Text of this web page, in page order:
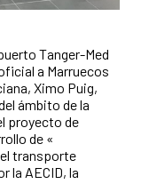
Tanger-Med
a Marruecos
Ximo Puig,
ámbito de la
proyecto de
de «
transporte
la AECID, la